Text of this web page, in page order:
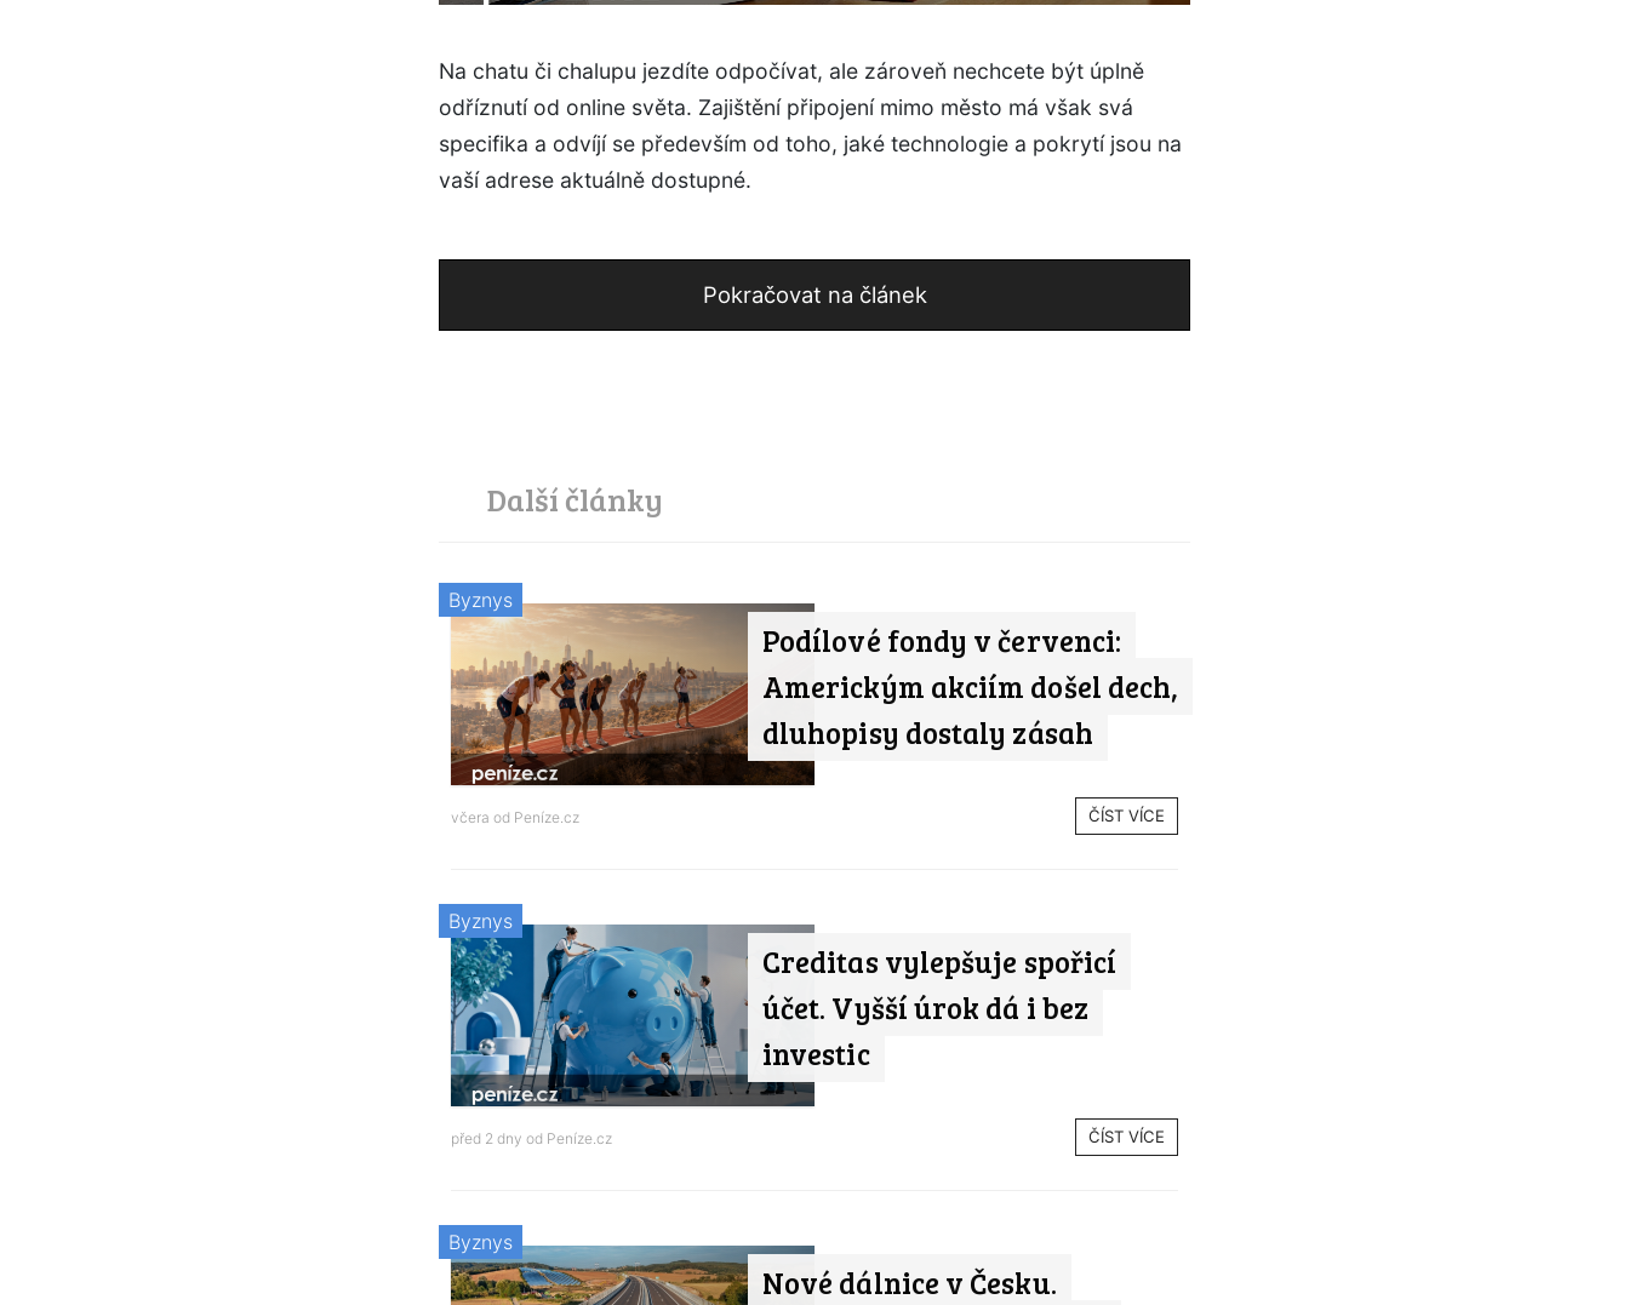
Na chatu či chalupu jezdíte odpočívat, ale zároveň nechcete být úplně
odříznutí od online světa. Zajištění připojení mimo město má však svá
specifika a odvíjí se především od toho, jaké technologie a pokrytí jsou na
vaší adrese aktuálně dostupné.
Pokračovat na článek
Další články
Podílové fondy v červenci:
Americkým akciím došel dech,
dluhopisy dostaly zásah
Byznys
včera od Peníze.cz ČÍST VÍCE
Creditas vylepšuje spořicí
účet. Vyšší úrok dá i bez
investic
Byznys
před 2 dny od Peníze.cz ČÍST VÍCE
Nové dálnice v Česku.
Byznys